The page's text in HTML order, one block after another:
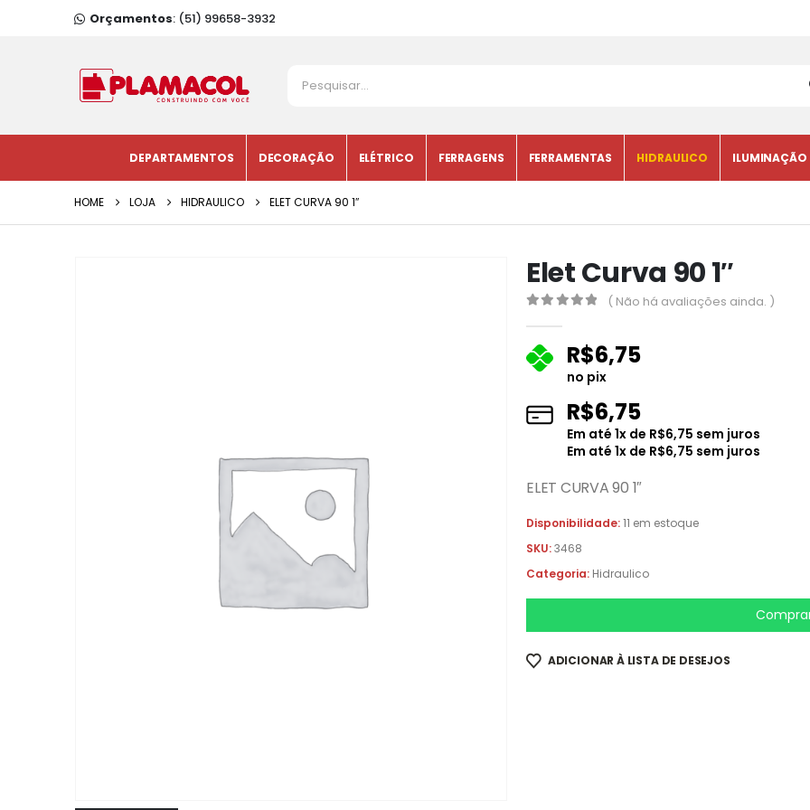
Orçamentos: (51) 99658-3932
DEPARTAMENTOS DECORAÇÃO ELÉTRICO FERRAGENS FERRAMENTAS HIDRAULICO ILUMINAÇÃO
HOME LOJA HIDRAULICO ELET CURVA 90 1″
Elet Curva 90 1″
( Não há avaliações ainda. )
R$6,75
no pix
R$6,75
Em até 1x de R$6,75 sem juros
Em até 1x de R$6,75 sem juros
ELET CURVA 90 1″
Disponibilidade:11 em estoque
SKU:3468
Categoria: Hidraulico
ADICIONAR À LISTA DE DESEJOS